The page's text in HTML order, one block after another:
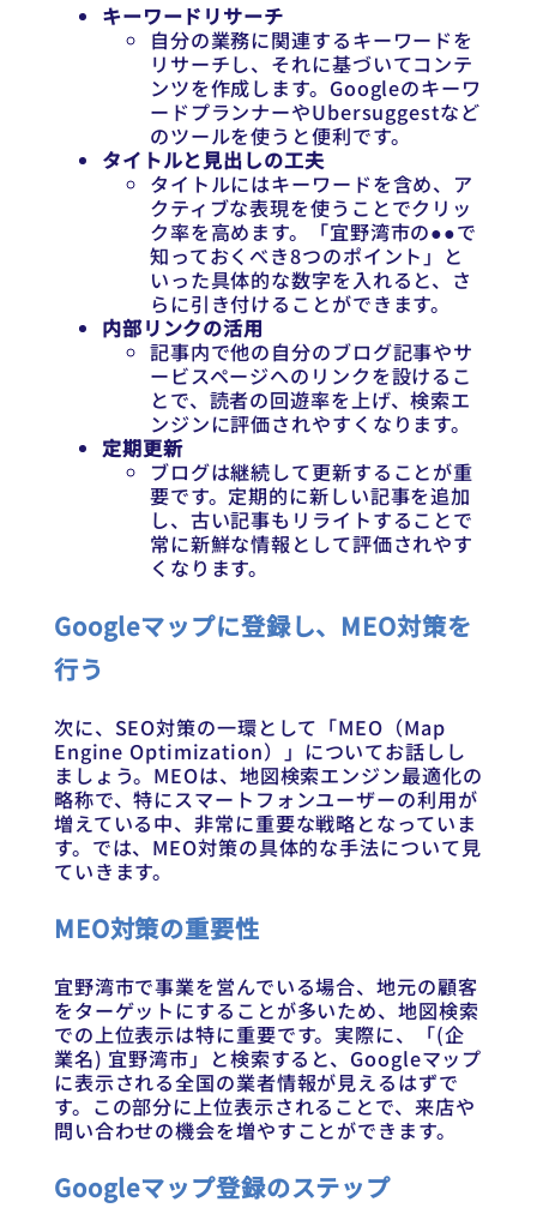
キーワードリサーチ
自分の業務に関連するキーワードを
リサーチし、それに基づいてコンテ
ンツを作成します。Googleのキーワ
ードプランナーやUbersuggestなど
のツールを使うと便利です。
タイトルと見出しの工夫
タイトルにはキーワードを含め、ア
クティブな表現を使うことでクリッ
ク率を高めます。「宜野湾市の●●で
知っておくべき8つのポイント」と
いった具体的な数字を入れると、さ
らに引き付けることができます。
内部リンクの活用
記事内で他の自分のブログ記事やサ
ービスページへのリンクを設けるこ
とで、読者の回遊率を上げ、検索エ
ンジンに評価されやすくなります。
定期更新
ブログは継続して更新することが重
要です。定期的に新しい記事を追加
し、古い記事もリライトすることで
常に新鮮な情報として評価されやす
くなります。
Googleマップに登録し、MEO対策を
行う
次に、SEO対策の一環として「MEO（Map
Engine Optimization）」についてお話しし
ましょう。MEOは、地図検索エンジン最適化の
略称で、特にスマートフォンユーザーの利用が
増えている中、非常に重要な戦略となっていま
す。では、MEO対策の具体的な手法について見
ていきます。
MEO対策の重要性
宜野湾市で事業を営んでいる場合、地元の顧客
をターゲットにすることが多いため、地図検索
での上位表示は特に重要です。実際に、「(企
業名) 宜野湾市」と検索すると、Googleマップ
に表示される全国の業者情報が見えるはずで
す。この部分に上位表示されることで、来店や
問い合わせの機会を増やすことができます。
Googleマップ登録のステップ